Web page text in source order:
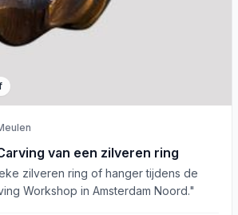
van een zilveren ring
zilveren ring of hanger tijdens de
Workshop in Amsterdam Noord."